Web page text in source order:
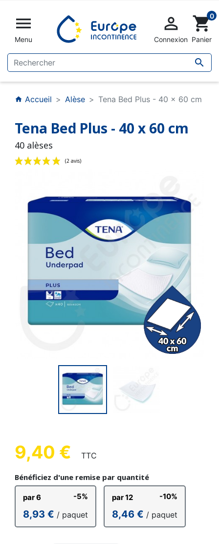

Menu


Connexion
shopping_cart0
Panier
home Accueil Alèse Tena Bed Plus - 40 x 60 cm
Tena Bed Plus - 40 x 60 cm
40 alèses
9,40 € TTC
Bénéficiez d'une remise par quantité
par 6 -5%
8,93 € / paquet
par 12 -10%
8,46 € / paquet